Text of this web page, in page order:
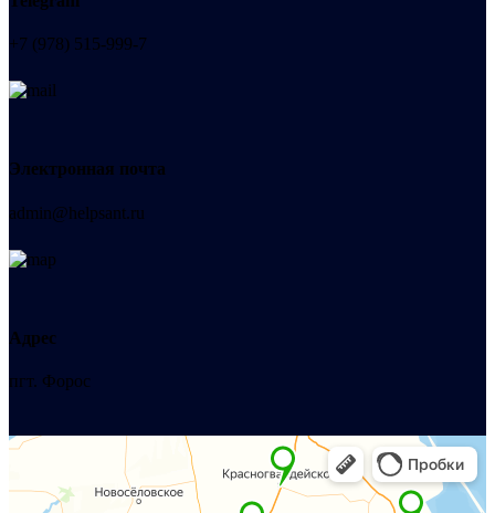
+7 (978) 515-999-7
Электронная почта
admin@helpsant.ru
Адрес
пгт. Форос